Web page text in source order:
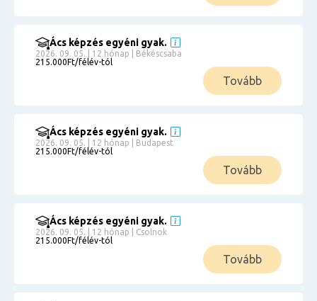
Ács képzés egyéni gyak.
2026. 09. 05. | 12 hónap | Békéscsaba
215.000Ft/félév-tól
Tovább
Ács képzés egyéni gyak.
2026. 09. 05. | 12 hónap | Budapest
215.000Ft/félév-tól
Tovább
Ács képzés egyéni gyak.
2026. 09. 05. | 12 hónap | Csolnok
215.000Ft/félév-tól
Tovább